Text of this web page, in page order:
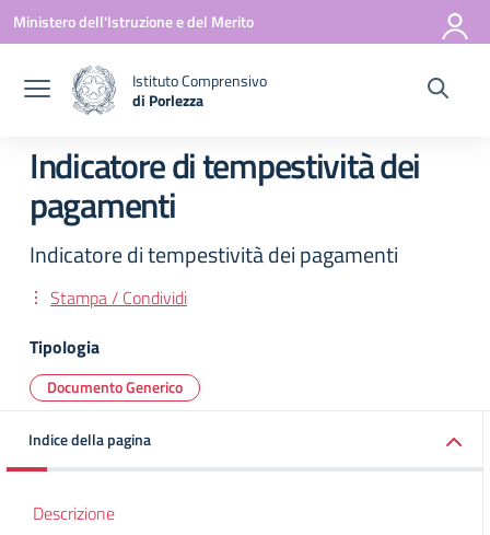
Vai ai contenuti
Vai al menu di navigazione
Vai al footer
Ministero dell'Istruzione e del Merito
Istituto Comprensivo
di Porlezza
Indicatore di tempestività dei
pagamenti
Indicatore di tempestività dei pagamenti
Stampa / Condividi
Tipologia
Documento Generico
Indice della pagina
Descrizione